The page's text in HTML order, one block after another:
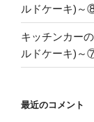
ルドケーキ)～
キッチンカー
ルドケーキ)～
最近のコメント